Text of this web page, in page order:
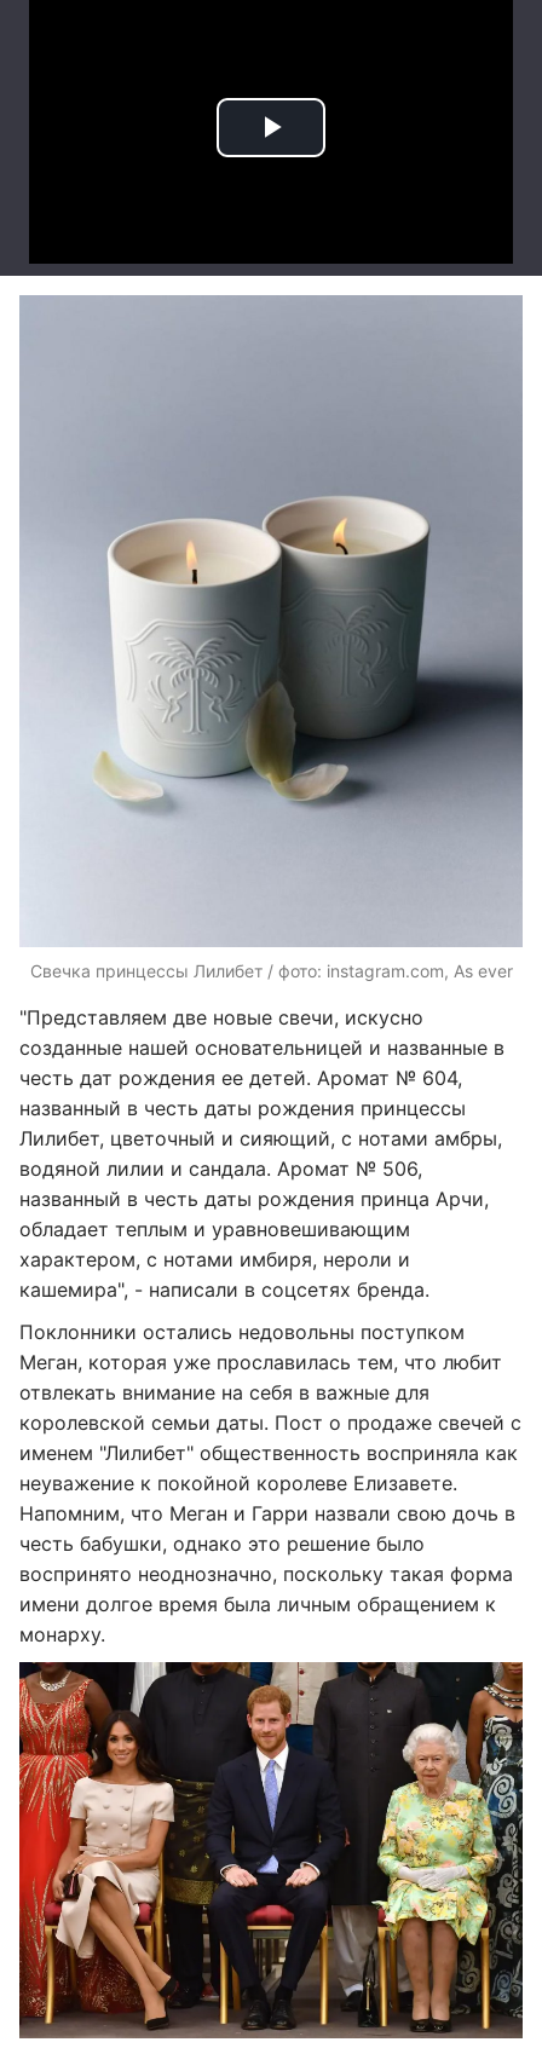
Свечка принцессы Лилибет / фото: instagram.com, As ever
"Представляем две новые свечи, искусно
созданные нашей основательницей и названные в
честь дат рождения ее детей. Аромат № 604,
названный в честь даты рождения принцессы
Лилибет, цветочный и сияющий, с нотами амбры,
водяной лилии и сандала. Аромат № 506,
названный в честь даты рождения принца Арчи,
обладает теплым и уравновешивающим
характером, с нотами имбиря, нероли и
кашемира", - написали в соцсетях бренда.
Поклонники остались недовольны поступком
Меган, которая уже прославилась тем, что любит
отвлекать внимание на себя в важные для
королевской семьи даты. Пост о продаже свечей с
именем "Лилибет" общественность восприняла как
неуважение к покойной королеве Елизавете.
Напомним, что Меган и Гарри назвали свою дочь в
честь бабушки, однако это решение было
воспринято неоднозначно, поскольку такая форма
имени долгое время была личным обращением к
монарху.